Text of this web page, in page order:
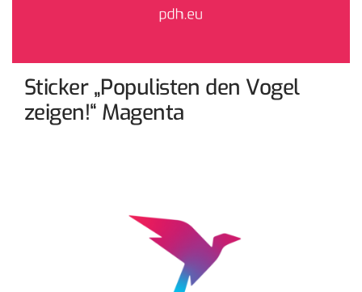
Sticker „Populisten den Vogel
zeigen!“ Magenta